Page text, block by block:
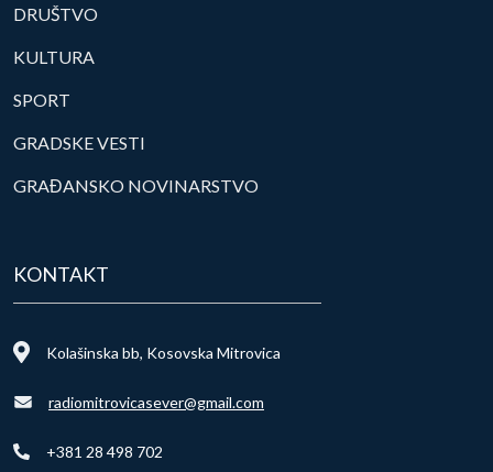
DRUŠTVO
KULTURA
SPORT
GRADSKE VESTI
GRAĐANSKO NOVINARSTVO
KONTAKT
Kolašinska bb, Kosovska Mitrovica
radiomitrovicasever@gmail.com
+381 28 498 702